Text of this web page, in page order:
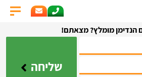
הנדימן מומלץ? מצאתם!
שליחה